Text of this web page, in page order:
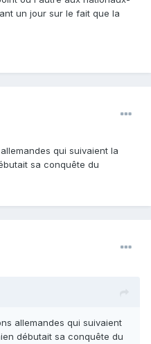
un jour sur le fait que la
qui suivaient la
sa conquête du
allemandes qui suivaient
débutait sa conquête du